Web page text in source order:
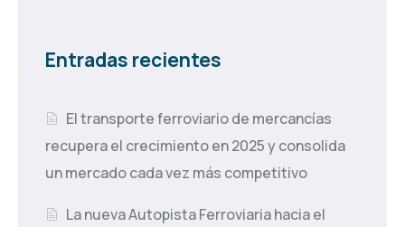
Entradas recientes
El transporte ferroviario de mercancías
recupera el crecimiento en 2025 y consolida
un mercado cada vez más competitivo
La nueva Autopista Ferroviaria hacia el